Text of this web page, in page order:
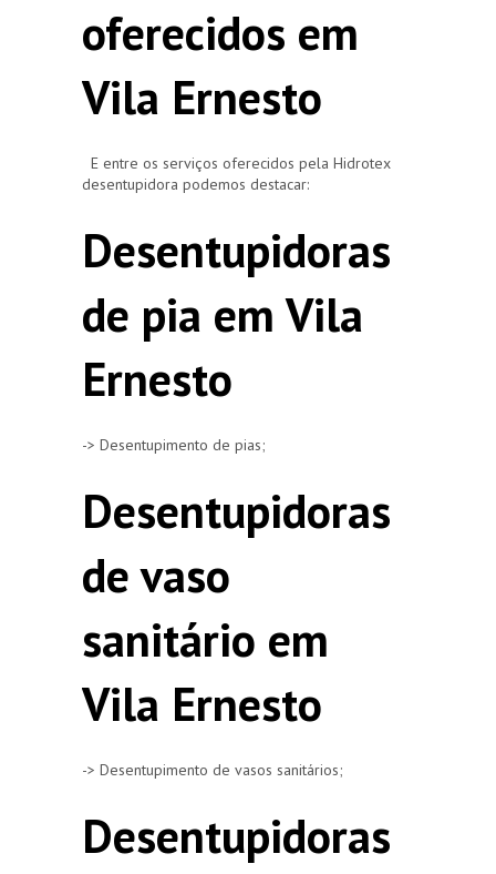
oferecidos em
Vila Ernesto
E entre os serviços oferecidos pela Hidrotex
desentupidora podemos destacar:
Desentupidoras
de pia em Vila
Ernesto
-> Desentupimento de pias;
Desentupidoras
de vaso
sanitário em
Vila Ernesto
-> Desentupimento de vasos sanitários;
Desentupidoras